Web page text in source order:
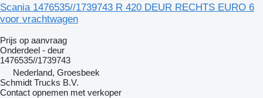
Scania 1476535//1739743 R 420 DEUR RECHTS EURO 6
voor vrachtwagen
Prijs op aanvraag
Onderdeel - deur
1476535//1739743
Nederland, Groesbeek
Schmidt Trucks B.V.
Contact opnemen met verkoper